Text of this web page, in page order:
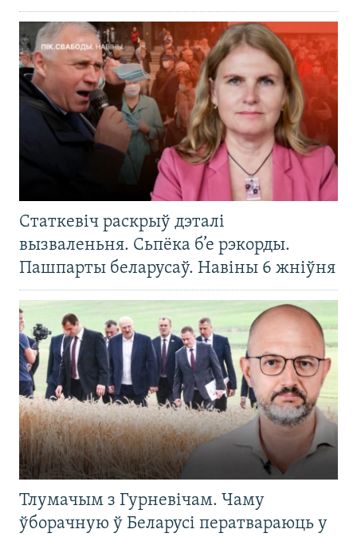
Статкевіч раскрыў дэталі
вызваленьня. Сьпёка б’е рэкорды.
Пашпарты беларусаў. Навіны 6 жніўня
Тлумачым з Гурневічам. Чаму
ўборачную ў Беларусі ператвараюць у